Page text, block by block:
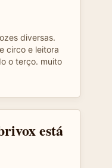
diversas.
circo e leitora
o terço. muito
está